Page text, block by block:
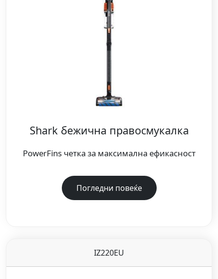
Shark бежична правосмукалка
PowerFins четка за максимална ефикасност
Погледни повеќе
IZ220EU